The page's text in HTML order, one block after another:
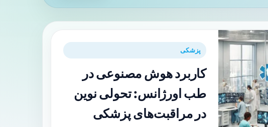
پزشکی
کاربرد هوش مصنوعی در
طب اورژانس: تحولی نوین
در مراقبت‌های پزشکی